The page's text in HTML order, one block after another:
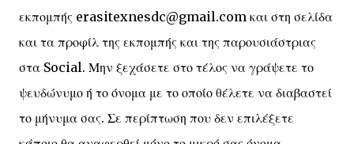
εκπομπής erasitexnesdc@gmail.com και στη σελίδα
και τα προφίλ της εκπομπής και της παρουσιάστριας
στα Social. Μην ξεχάσετε στο τέλος να γράψετε το
ψευδώνυμο ή το όνομα με το οποίο θέλετε να διαβαστεί
το μήνυμα σας. Σε περίπτωση που δεν επιλέξετε